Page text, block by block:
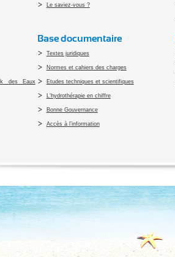
Le saviez-vous ?
des Eaux
Base documentaire
Textes juridiques
Normes et cahiers des charges
Etudes techniques et scientifiques
L'hydrothérapie en chiffre
Bonne Gouvernance
Accès à l’information